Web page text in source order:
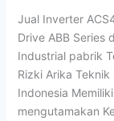
Jual Inverter
Drive ABB Series
Industrial pabrik
Rizki Arika
Indonesia
mengutamakan